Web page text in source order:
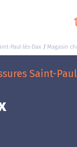
Paul-lès-Dax Magasin
Saint-